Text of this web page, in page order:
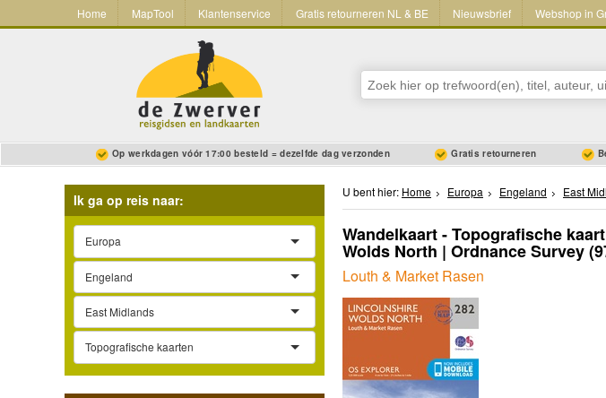
Home MapTool Klantenservice Gratis retourneren NL & BE Nieuwsbrief Webshop in
Op werkdagen vóór 17:00 besteld = dezelfde dag verzonden Gratis retourneren
Ik ga op reis naar:
Europa
Engeland
East Midlands
Topografische kaarten
U bent hier: Home Europa Engeland East
Wandelkaart - Topografische
Wolds North | Ordnance Survey
Louth & Market Rasen